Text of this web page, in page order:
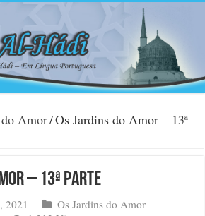
Amor/Os Jardins do Amor – 13ª
– 13ª Parte
2021
Os Jardins do Amor